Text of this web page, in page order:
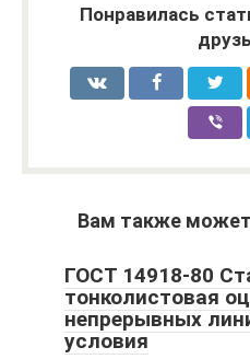
Понравилась
Вам также
ГОСТ 14918-80
тонколистовая
непрерывных
условия